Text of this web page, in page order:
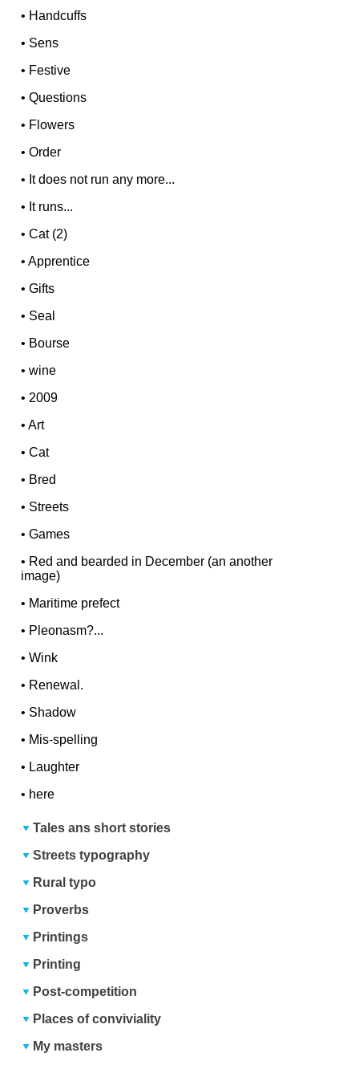
• Handcuffs
• Sens
• Festive
•Questions
• Flowers
•Order
• It does not run any more...
• It runs...
•Cat (2)
•Apprentice
•Gifts
• Seal
• Bourse
•wine
• 2009
•Art
•Cat
• Bred
• Streets
•Games
• Red and bearded in December (an another
image)
• Maritime prefect
• Pleonasm?...
•Wink
• Renewal.
• Shadow
• Mis-spelling
• Laughter
• here
Tales ans short stories
Streets typography
Rural typo
Proverbs
Printings
Printing
Post-competition
Places of conviviality
My masters